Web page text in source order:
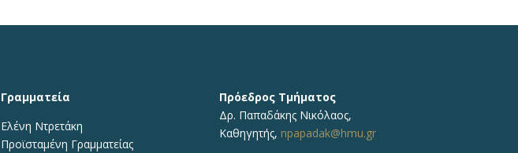
Γραμματεία
Ελένη Ντρετάκη
Προϊσταμένη Γραμματείας
Πρόεδρος Τμήματος
Δρ. Παπαδάκης Νικόλαος,
Καθηγητής, npapadak@hmu.gr